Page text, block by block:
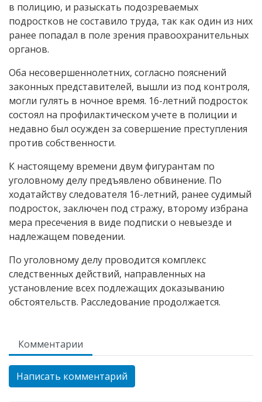
в полицию, и разыскать подозреваемых
подростков не составило труда, так как один из них
ранее попадал в поле зрения правоохранительных
органов.
Оба несовершеннолетних, согласно пояснений
законных представителей, вышли из под контроля,
могли гулять в ночное время. 16-летний подросток
состоял на профилактическом учете в полиции и
недавно был осужден за совершение преступления
против собственности.
К настоящему времени двум фигурантам по
уголовному делу предъявлено обвинение. По
ходатайству следователя 16-летний, ранее судимый
подросток, заключен под стражу, второму избрана
мера пресечения в виде подписки о невыезде и
надлежащем поведении.
По уголовному делу проводится комплекс
следственных действий, направленных на
установление всех подлежащих доказыванию
обстоятельств. Расследование продолжается.
Комментарии
Написать комментарий